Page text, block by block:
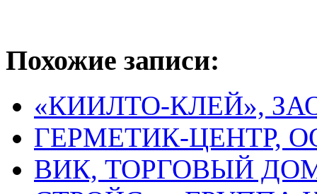
Похожие записи:
«КИИЛТО-КЛЕЙ»,
ГЕРМЕТИК-ЦЕНТР,
ВИК, ТОРГОВЫЙ